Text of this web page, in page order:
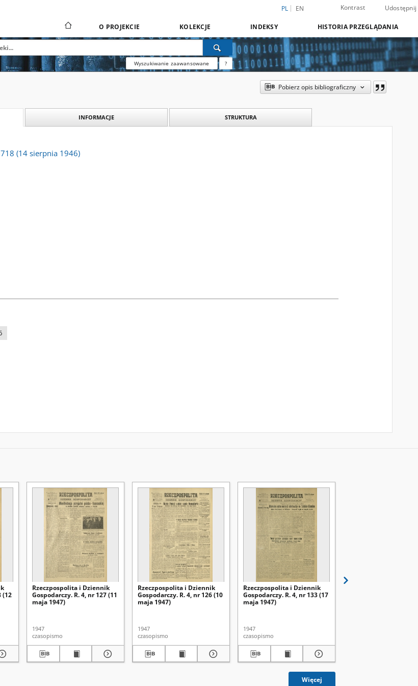
PL EN Kontrast Udostępnij
O PROJEKCIE KOLEKCJE INDEKSY HISTORIA PRZEGLĄDANIA
Wyszukiwanie zaawansowane ?
Pobierz opis bibliograficzny
INFORMACJE STRUKTURA
(14 sierpnia 1946)
(12
Rzeczpospolita i Dziennik
Gospodarczy. R. 4, nr 127 (11
maja 1947)
1947
czasopismo
Rzeczpospolita i Dziennik
Gospodarczy. R. 4, nr 126 (10
maja 1947)
1947
czasopismo
Rzeczpospolita i Dziennik
Gospodarczy. R. 4, nr 133 (17
maja 1947)
1947
czasopismo
Więcej